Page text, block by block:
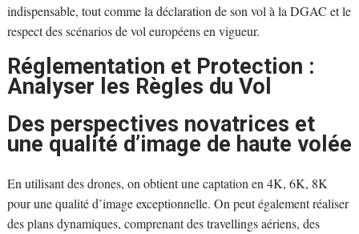
indispensable, tout comme la déclaration de son vol à la DGAC et le
respect des scénarios de vol européens en vigueur.
Réglementation et Protection :
Analyser les Règles du Vol
Des perspectives novatrices et
une qualité d’image de haute volée
En utilisant des drones, on obtient une captation en 4K, 6K, 8K
pour une qualité d’image exceptionnelle. On peut également réaliser
des plans dynamiques, comprenant des travellings aériens, des